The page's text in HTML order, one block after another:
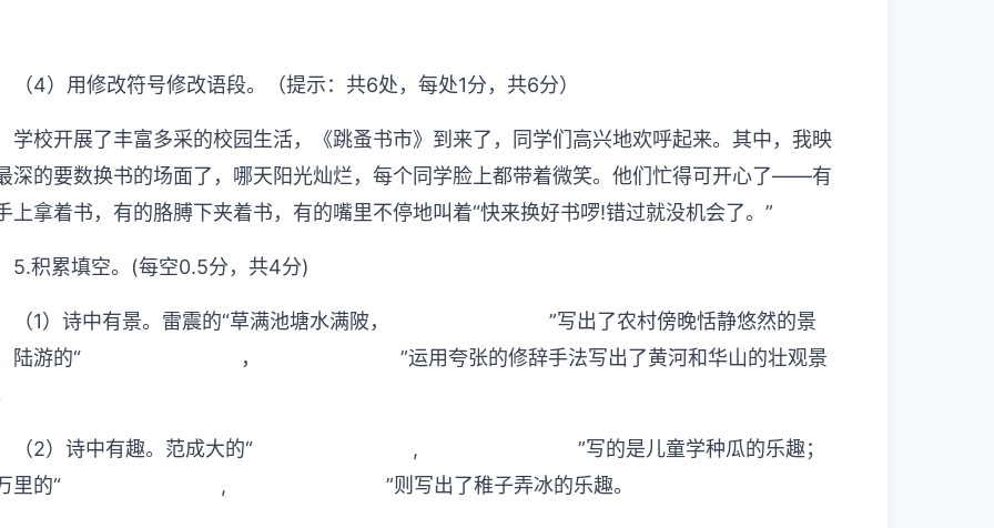
（4）用修改符号修改语段。（提示：共6处，每处1分，共6分）
学校开展了丰富多采的校园生活，《跳蚤书市》到来了，同学们高兴地欢呼起来。其中，我映
深的要数换书的场面了，哪天阳光灿烂，每个同学脸上都带着微笑。他们忙得可开心了——有
上拿着书，有的胳膊下夹着书，有的嘴里不停地叫着“快来换好书啰!错过就没机会了。”
5.积累填空。(每空0.5分，共4分)
（1）诗中有景。雷震的“草满池塘水满陂，
”写出了农村傍晚恬静悠然的景
陆游的“
，
”运用夸张的修辞手法写出了黄河和华山的壮观景
（2）诗中有趣。范成大的“ ,
”写的是儿童学种瓜的乐趣；
里的“
, ”则写出了稚子弄冰的乐趣。